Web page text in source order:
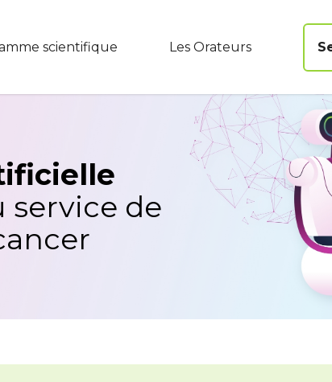
scientifique Les Orateurs
service de